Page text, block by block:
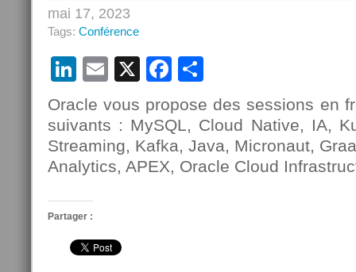
mai 17, 2023
Tags: Conférence
LinkedIn
Email
X Facebook
Oracle vous propose des sessions en
suivants : MySQL, Cloud Native, IA,
Streaming, Kafka, Java, Micronaut,
Analytics, APEX, Oracle Cloud
Partager :